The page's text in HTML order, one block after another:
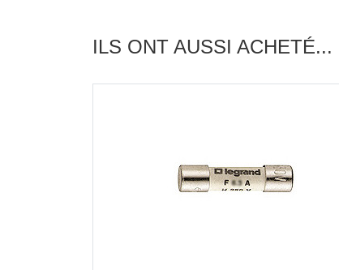
ILS ONT AUSSI ACHETÉ...